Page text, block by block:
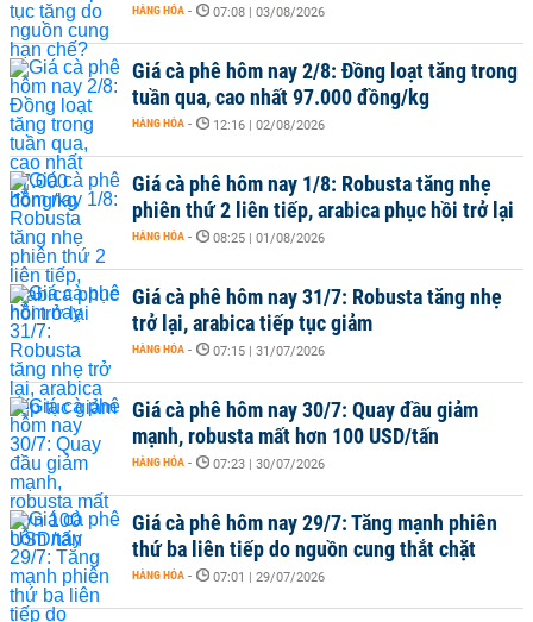
HÀNG HÓA - 07:08 | 03/08/2026
Giá cà phê hôm nay 2/8: Đồng loạt tăng trong
tuần qua, cao nhất 97.000 đồng/kg
HÀNG HÓA - 12:16 | 02/08/2026
Giá cà phê hôm nay 1/8: Robusta tăng nhẹ
phiên thứ 2 liên tiếp, arabica phục hồi trở lại
HÀNG HÓA - 08:25 | 01/08/2026
Giá cà phê hôm nay 31/7: Robusta tăng nhẹ
trở lại, arabica tiếp tục giảm
HÀNG HÓA - 07:15 | 31/07/2026
Giá cà phê hôm nay 30/7: Quay đầu giảm
mạnh, robusta mất hơn 100 USD/tấn
HÀNG HÓA - 07:23 | 30/07/2026
Giá cà phê hôm nay 29/7: Tăng mạnh phiên
thứ ba liên tiếp do nguồn cung thắt chặt
HÀNG HÓA - 07:01 | 29/07/2026